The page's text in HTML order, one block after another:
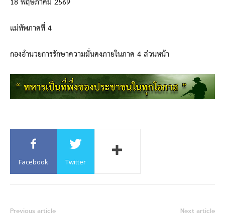
แม่ทัพภาคที่ 4
กองอำนวยการรักษาความมั่นคงภายในภาค 4 ส่วนหน้า
Facebook Twitter
Previous article Next article